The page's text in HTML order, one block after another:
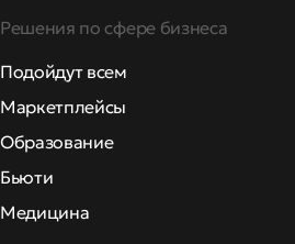
Решения по сфере бизнеса
Подойдут всем
Маркетплейсы
Образование
Бьюти
Медицина